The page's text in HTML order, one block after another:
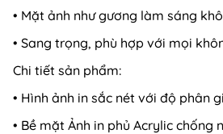
• Mặt ảnh như gương làm sáng
• Sang trọng, phù hợp với mọi
Chi tiết sản phẩm:
• Hình ảnh in sắc nét với độ phân
• Bề mặt Ảnh in phủ Acrylic chống